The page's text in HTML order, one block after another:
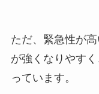
ただ、緊急性が
が強くなりやす
っています。